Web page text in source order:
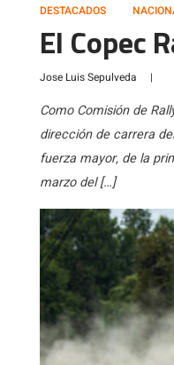
DESTACADOS
El Copec
Jose Luis Sepulveda |
Como Comisión de
dirección de carrera
fuerza mayor, de la
marzo del […]